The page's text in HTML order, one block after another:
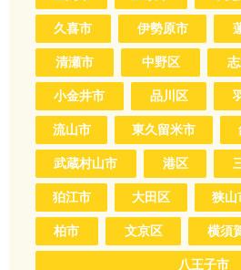
久喜市 伊勢原市
清瀬市 中野区
小金井市 品川区
流山市 東久留米市
武蔵村山市 港区
狛江市 大田区 狭山
柏市 文京区 横須
八王子市